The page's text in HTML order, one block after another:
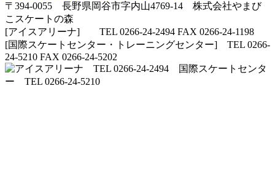
〒394-0055 長野県岡谷市字内山4769-14 株式会社やまび
こスケートの森
[アイスアリーナ] TEL 0266-24-2494 FAX 0266-24-1198
[国際スケートセンター・トレーニングセンター] TEL 0266-
24-5210 FAX 0266-24-5202